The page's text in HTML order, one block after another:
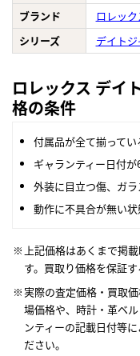
ブランド
ロレック
シリーズ
デイトジ
ロレックス デイ
格の条件
付属品が全て揃ってい
ギャランティー日付
外装に目立つ傷、ガ
動作に不具合が無い
上記価格はあくまで掲
す。買取り価格を保証
実際の査定価格・買取
場価格や、時計・革ベ
ンティーの記載日付等
ださい。